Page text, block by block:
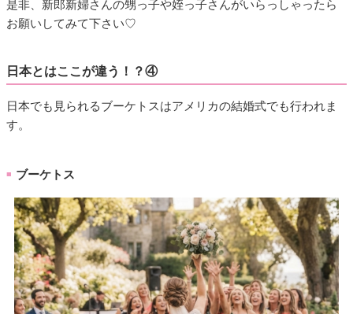
是非、新郎新婦さんの甥っ子や姪っ子さんがいらっしゃったら
お願いしてみて下さい♡
日本とはここが違う！？④
日本でも見られるブーケトスはアメリカの結婚式でも行われま
す。
■ ブーケトス